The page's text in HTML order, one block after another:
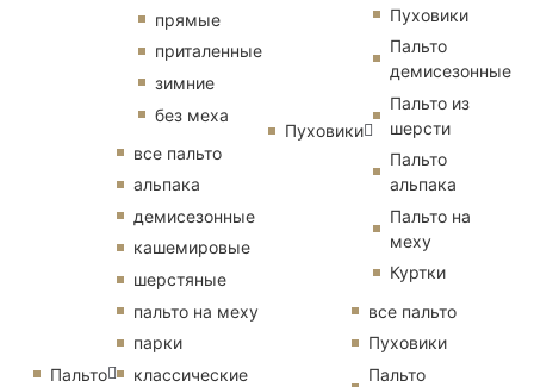
прямые
приталенные
зимние
без меха
Пальто
все пальто
альпака
демисезонные
кашемировые
шерстяные
пальто на меху
парки
классические
Пуховики
Пуховики
Пальто
демисезонные
Пальто из
шерсти
Пальто
альпака
Пальто на
меху
Куртки
все пальто
Пуховики
Пальто